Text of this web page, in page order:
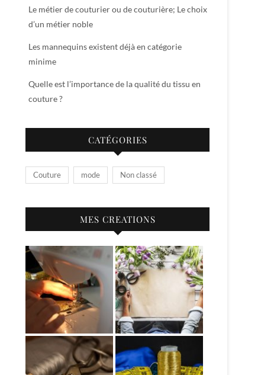
Le métier de couturier ou de couturière; Le choix
d’un métier noble
Les mannequins existent déjà en catégorie
minime
Quelle est l’importance de la qualité du tissu en
couture ?
CATÉGORIES
Couture mode Non classé
MES CREATIONS